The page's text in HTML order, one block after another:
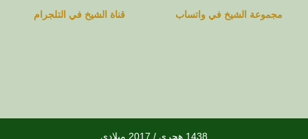
مجموعة الشيخ فيواتساب قناة الشيخ في التلجرام
1438 هجري / 2017 ميلادي